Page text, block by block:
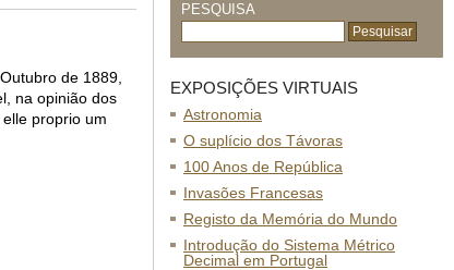
de 1889,
na opinião dos
proprio um
PESQUISA
EXPOSIÇÕES VIRTUAIS
Astronomia
O suplício dos Távoras
100 Anos de República
Invasões Francesas
Registo da Memória do Mundo
Introdução do Sistema Métrico
Decimal em Portugal